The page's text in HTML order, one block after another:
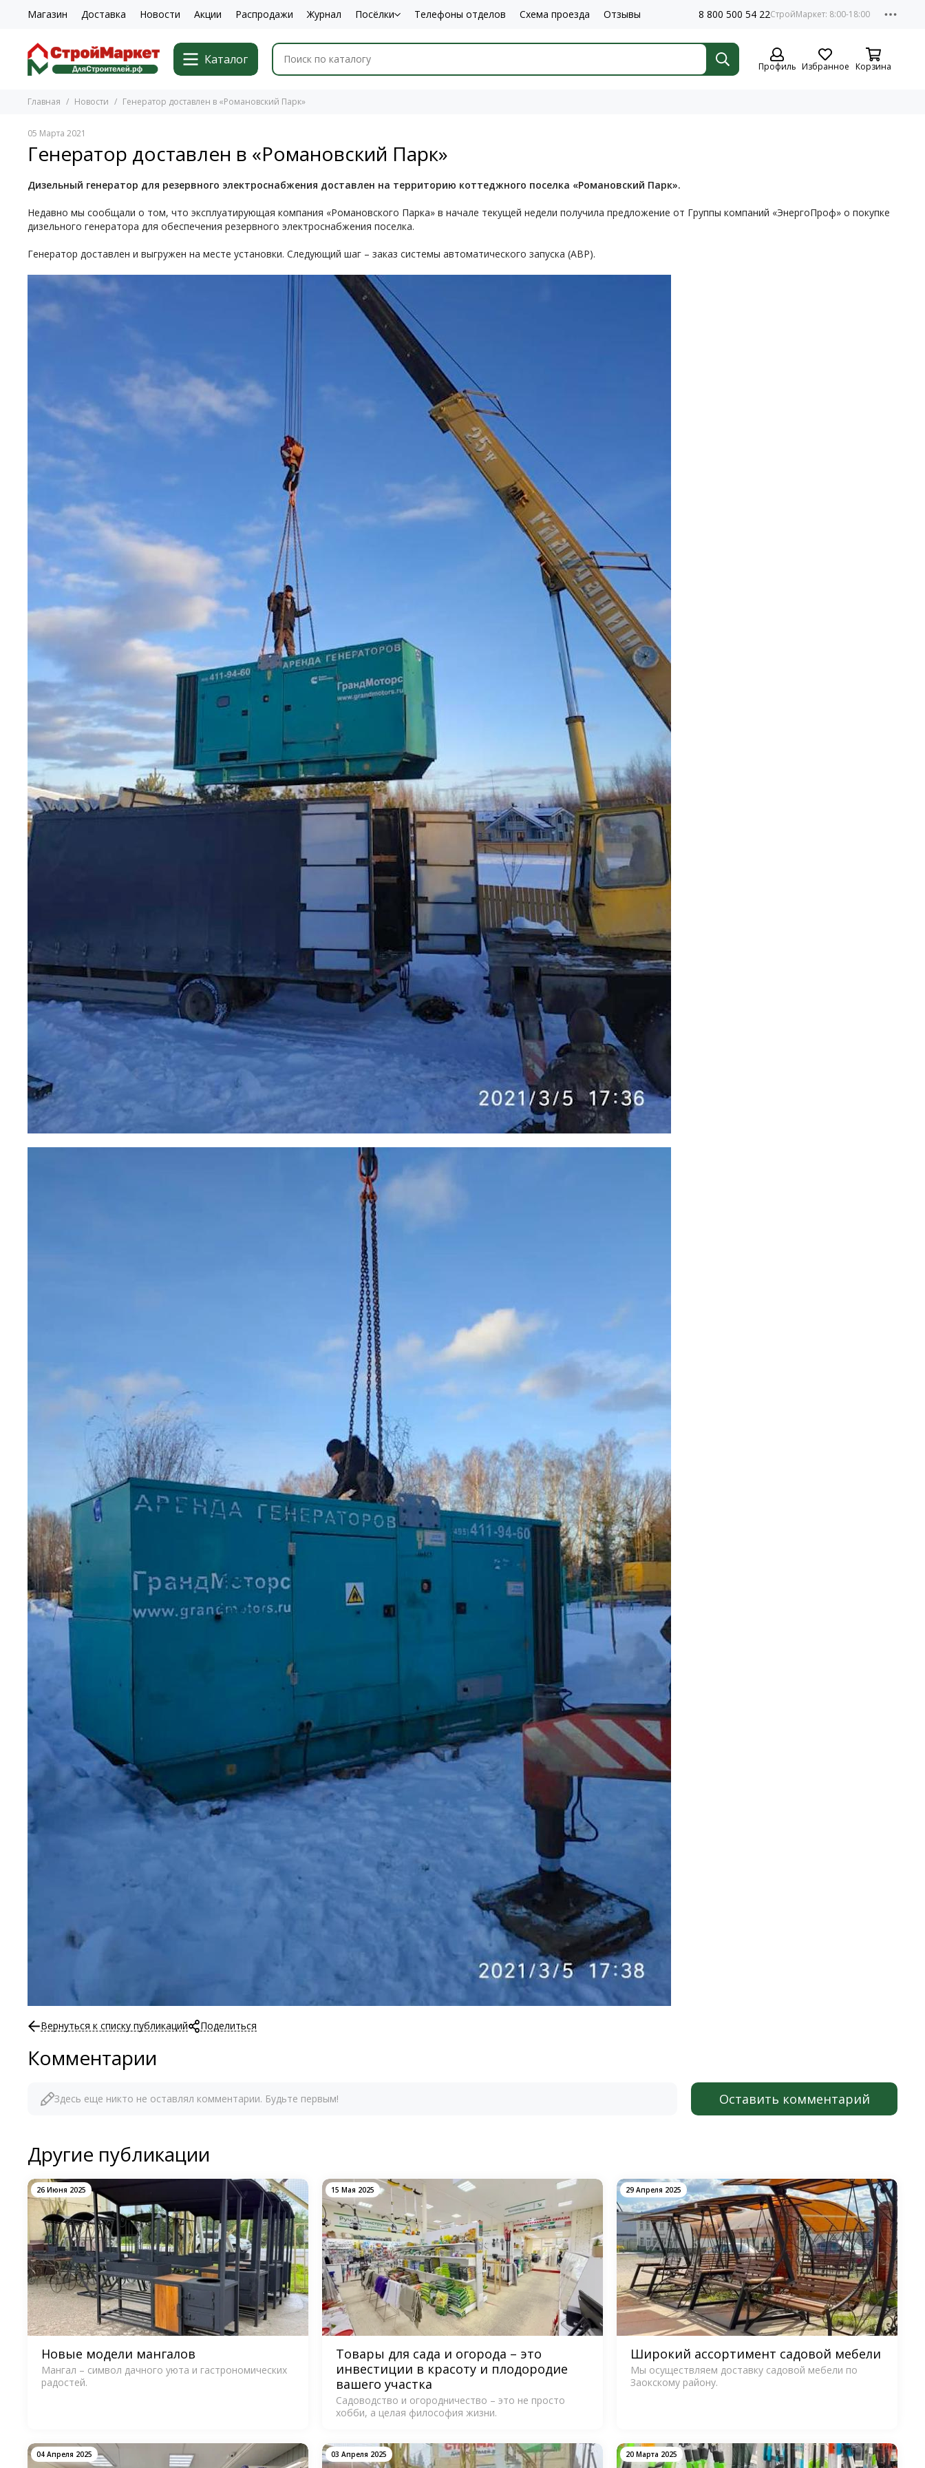
Магазин Доставка Новости Акции Распродажи Журнал Посёлки Телефоны отделов Схема проезда Отзывы 8 800 500 54 22
Каталог Профиль Избранное Корзина
Главная Новости Генератор доставлен в «Романовский Парк»
05 Марта 2021
Генератор доставлен в «Романовский Парк»
Дизельный генератор для резервного электроснабжения доставлен на территорию коттеджного поселка «Романовский Парк».
Недавно мы сообщали о том, что эксплуатирующая компания «Романовского Парка» в начале текущей недели получила предложение от Группы компаний «ЭнергоПроф» о покупке
дизельного генератора для обеспечения резервного электроснабжения поселка.
Генератор доставлен и выгружен на месте установки. Следующий шаг – заказ системы автоматического запуска (АВР).
Вернуться к списку публикаций Поделиться
Комментарии
Здесь еще никто не оставлял комментарии. Будьте первым! Оставить комментарий
Другие публикации
26 Июня 2025
Новые модели мангалов
Мангал – символ дачного уюта и гастрономических
радостей.
15 Мая 2025
Товары для сада и огорода – это
инвестиции в красоту и плодородие
вашего участка
Садоводство и огородничество – это не просто
хобби, а целая философия жизни.
29 Апреля 2025
Широкий ассортимент садовой мебели
Мы осуществляем доставку садовой мебели по
Заокскому району.
04 Апреля 2025 03 Апреля 2025 20 Марта 2025